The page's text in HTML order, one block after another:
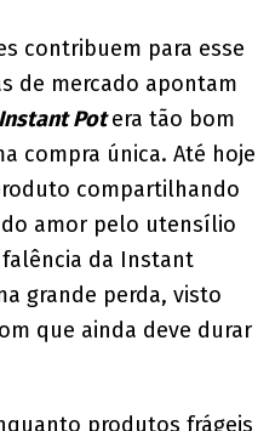
contribuem para esse
de mercado apontam
Instant Potera tão bom
compra única. Até hoje
compartilhando
amor pelo utensílio
falência da Instant
grande perda, visto
que ainda deve durar
produtos frágeis